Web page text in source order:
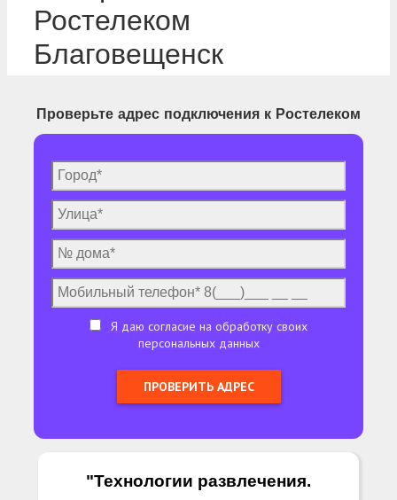
Ростелеком
Благовещенск
Проверьте адрес подключения к Ростелеком
Я даю согласие на обработку своих
персональных данных
"Технологии развлечения.